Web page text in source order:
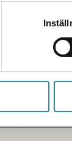
låg
vi
tas